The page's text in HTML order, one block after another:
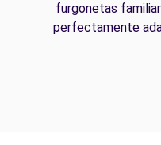
furgonetas
perfectamente